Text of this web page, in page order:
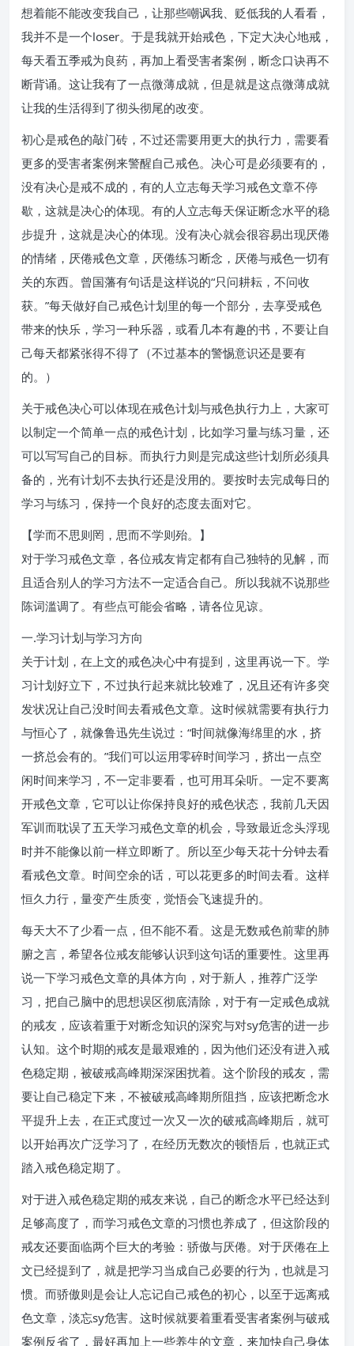
想着能不能改变我自己，让那些嘲讽我、贬低我的人看看，
我并不是一个loser。于是我就开始戒色，下定大决心地戒，
每天看五季戒为良药，再加上看受害者案例，断念口诀再不
断背诵。这让我有了一点微薄成就，但是就是这点微薄成就
让我的生活得到了彻头彻尾的改变。
初心是戒色的敲门砖，不过还需要用更大的执行力，需要看
更多的受害者案例来警醒自己戒色。决心可是必须要有的，
没有决心是戒不成的，有的人立志每天学习戒色文章不停
歇，这就是决心的体现。有的人立志每天保证断念水平的稳
步提升，这就是决心的体现。没有决心就会很容易出现厌倦
的情绪，厌倦戒色文章，厌倦练习断念，厌倦与戒色一切有
关的东西。曾国藩有句话是这样说的“只问耕耘，不问收
获。”每天做好自己戒色计划里的每一个部分，去享受戒色
带来的快乐，学习一种乐器，或看几本有趣的书，不要让自
己每天都紧张得不得了（不过基本的警惕意识还是要有
的。）
关于戒色决心可以体现在戒色计划与戒色执行力上，大家可
以制定一个简单一点的戒色计划，比如学习量与练习量，还
可以写写自己的目标。而执行力则是完成这些计划所必须具
备的，光有计划不去执行还是没用的。要按时去完成每日的
学习与练习，保持一个良好的态度去面对它。
【学而不思则罔，思而不学则殆。】
对于学习戒色文章，各位戒友肯定都有自己独特的见解，而
且适合别人的学习方法不一定适合自己。所以我就不说那些
陈词滥调了。有些点可能会省略，请各位见谅。
一.学习计划与学习方向
关于计划，在上文的戒色决心中有提到，这里再说一下。学
习计划好立下，不过执行起来就比较难了，况且还有许多突
发状况让自己没时间去看戒色文章。这时候就需要有执行力
与恒心了，就像鲁迅先生说过：“时间就像海绵里的水，挤
一挤总会有的。”我们可以运用零碎时间学习，挤出一点空
闲时间来学习，不一定非要看，也可用耳朵听。一定不要离
开戒色文章，它可以让你保持良好的戒色状态，我前几天因
军训而耽误了五天学习戒色文章的机会，导致最近念头浮现
时并不能像以前一样立即断了。所以至少每天花十分钟去看
看戒色文章。时间空余的话，可以花更多的时间去看。这样
恒久力行，量变产生质变，觉悟会飞速提升的。
每天大不了少看一点，但不能不看。这是无数戒色前辈的肺
腑之言，希望各位戒友能够认识到这句话的重要性。这里再
说一下学习戒色文章的具体方向，对于新人，推荐广泛学
习，把自己脑中的思想误区彻底清除，对于有一定戒色成就
的戒友，应该着重于对断念知识的深究与对sy危害的进一步
认知。这个时期的戒友是最艰难的，因为他们还没有进入戒
色稳定期，被破戒高峰期深深困扰着。这个阶段的戒友，需
要让自己稳定下来，不被破戒高峰期所阻挡，应该把断念水
平提升上去，在正式度过一次又一次的破戒高峰期后，就可
以开始再次广泛学习了，在经历无数次的顿悟后，也就正式
踏入戒色稳定期了。
对于进入戒色稳定期的戒友来说，自己的断念水平已经达到
足够高度了，而学习戒色文章的习惯也养成了，但这阶段的
戒友还要面临两个巨大的考验：骄傲与厌倦。对于厌倦在上
文已经提到了，就是把学习当成自己必要的行为，也就是习
惯。而骄傲则是会让人忘记自己戒色的初心，以至于远离戒
色文章，淡忘sy危害。这时候就要着重看受害者案例与破戒
案例反省了，最好再加上一些养生的文章，来加快自己身体